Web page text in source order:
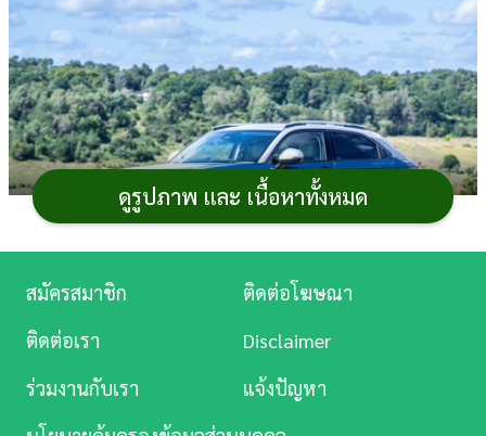
Honda HR-V (ฮอนด้า เอชอาร์-วี)
ดีไซน์ภายนอก-ภายในใหม่เล็กน้อยเหมือนเวอร์ชั่นญี่ปุ่น
รวมถึงปรับอุปกรณ์ สีตัวถัง ปรับปรุงคุณภาพให้ห้องโดยสาร
ดูรูปภาพ และ เนื้อหาทั้งหมด
การ
ศึกษา
บันเทิง
ดู
Music
สมัครสมาชิก
ติดต่อโฆษณา
ติดต่อเรา
Disclaimer
ร่วมงานกับเรา
แจ้งปัญหา